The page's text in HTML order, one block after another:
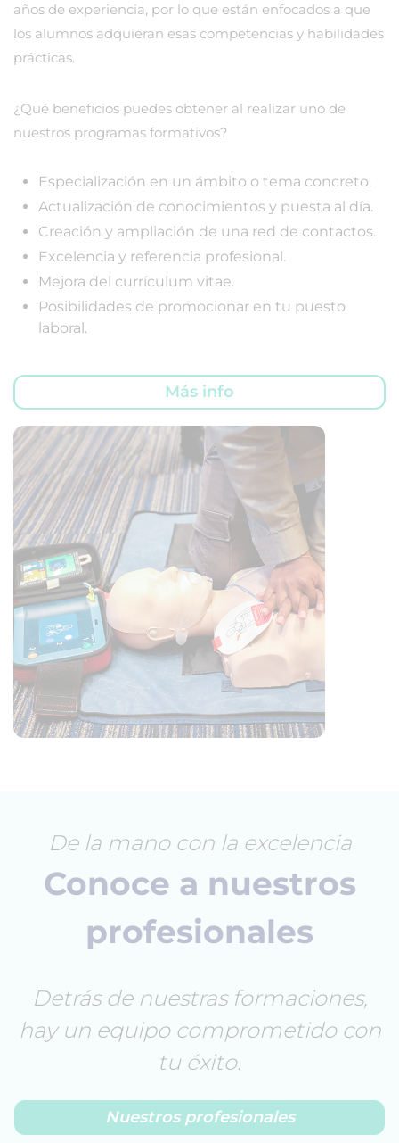
años de experiencia, por lo que están enfocados a que
los alumnos adquieran esas competencias y habilidades
prácticas.
¿Qué beneficios puedes obtener al realizar uno de
nuestros programas formativos?
Especialización en un ámbito o tema concreto.
Actualización de conocimientos y puesta al día.
Creación y ampliación de una red de contactos.
Excelencia y referencia profesional.
Mejora del currículum vitae.
Posibilidades de promocionar en tu puesto
laboral.
Más info
De la mano con la excelencia
Conoce a nuestros
profesionales
Detrás de nuestras formaciones,
hay un equipo comprometido con
tu éxito.
Nuestros profesionales